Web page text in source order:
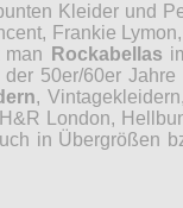
Kleider und
Frankie
Rockabellas
der 50er/60er
, Vintagekleidern,
London,
in Übergrößen